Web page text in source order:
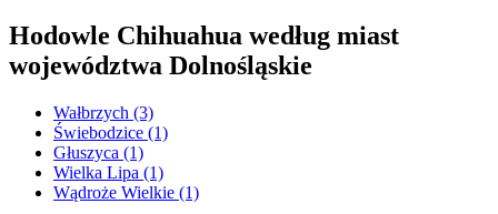
Hodowle Chihuahua według miast
województwa Dolnośląskie
Wałbrzych (3)
Świebodzice (1)
Głuszyca (1)
Wielka Lipa (1)
Wądroże Wielkie (1)